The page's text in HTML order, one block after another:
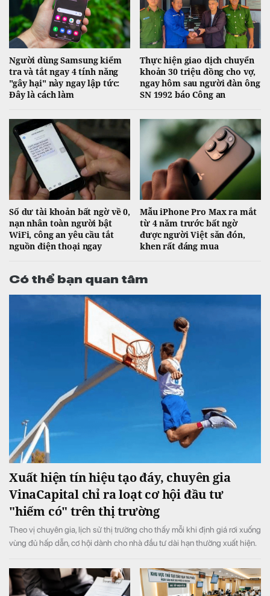
Người dùng Samsung kiểm
tra và tắt ngay 4 tính năng
"gây hại" này ngay lập tức:
Đây là cách làm
Thực hiện giao dịch chuyển
khoản 30 triệu đồng cho vợ,
ngay hôm sau người đàn ông
SN 1992 báo Công an
Số dư tài khoản bất ngờ về 0,
nạn nhân toàn người bật
WiFi, công an yêu cầu tắt
nguồn điện thoại ngay
Mẫu iPhone Pro Max ra mắt
từ 4 năm trước bất ngờ
được người Việt săn đón,
khen rất đáng mua
Có thể bạn quan tâm
Xuất hiện tín hiệu tạo đáy, chuyên gia
VinaCapital chỉ ra loạt cơ hội đầu tư
"hiếm có" trên thị trường
Theo vị chuyên gia, lịch sử thị trường cho thấy mỗi khi định giá rơi xuống
vùng đủ hấp dẫn, cơ hội dành cho nhà đầu tư dài hạn thường xuất hiện.